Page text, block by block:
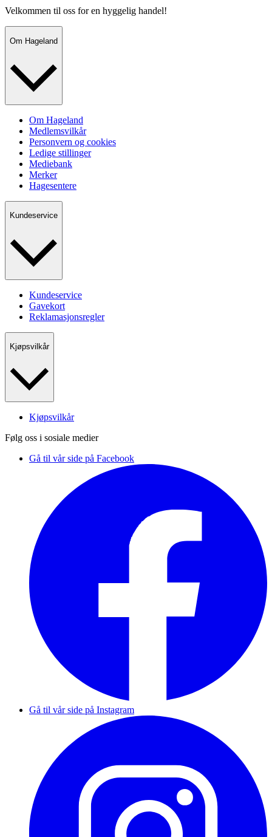
Velkommen til oss for en hyggelig handel!
Om Hageland
Om Hageland
Medlemsvilkår
Personvern og cookies
Ledige stillinger
Mediebank
Merker
Hagesentere
Kundeservice
Kundeservice
Gavekort
Reklamasjonsregler
Kjøpsvilkår
Kjøpsvilkår
Følg oss i sosiale medier
Gå til vår side på Facebook
Gå til vår side på Instagram